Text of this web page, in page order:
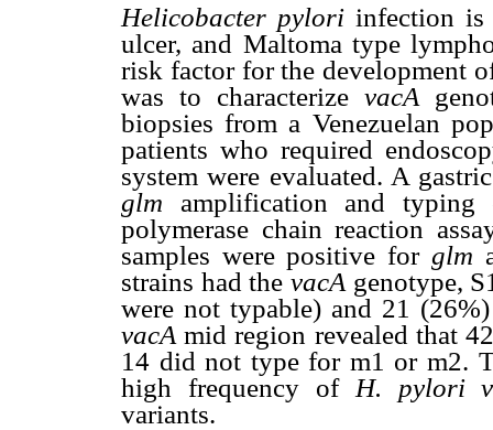
Helicobacter pylori infection is
ulcer, and Maltoma type
risk factor for the development
was to characterize vacA
biopsies from a Venezuelan
patients who required
system were evaluated. A
glm amplification and
polymerase chain reaction
samples were positive for glm
strains had the vacA genotype,
were not typable) and 21
vacA mid region revealed that
14 did not type for m1 or m2.
high frequency of H. pylori
variants.